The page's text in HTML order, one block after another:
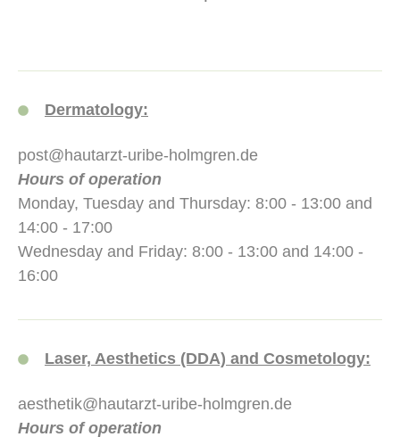
Dermatology:
post@hautarzt-uribe-holmgren.de
Hours of operation
Monday, Tuesday and Thursday: 8:00 - 13:00 and
14:00 - 17:00
Wednesday and Friday: 8:00 - 13:00 and 14:00 -
16:00
Laser, Aesthetics (DDA) and Cosmetology:
aesthetik@hautarzt-uribe-holmgren.de
Hours of operation